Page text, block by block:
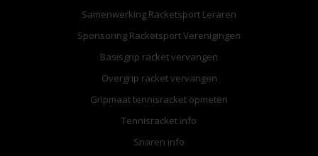
Samenwerking Racketsport Leraren
Sponsoring Racketsport Verenigingen
Basisgrip racket vervangen
Overgrip racket vervangen
Gripmaat tennisracket opmeten
Tennisracket info
Snaren info